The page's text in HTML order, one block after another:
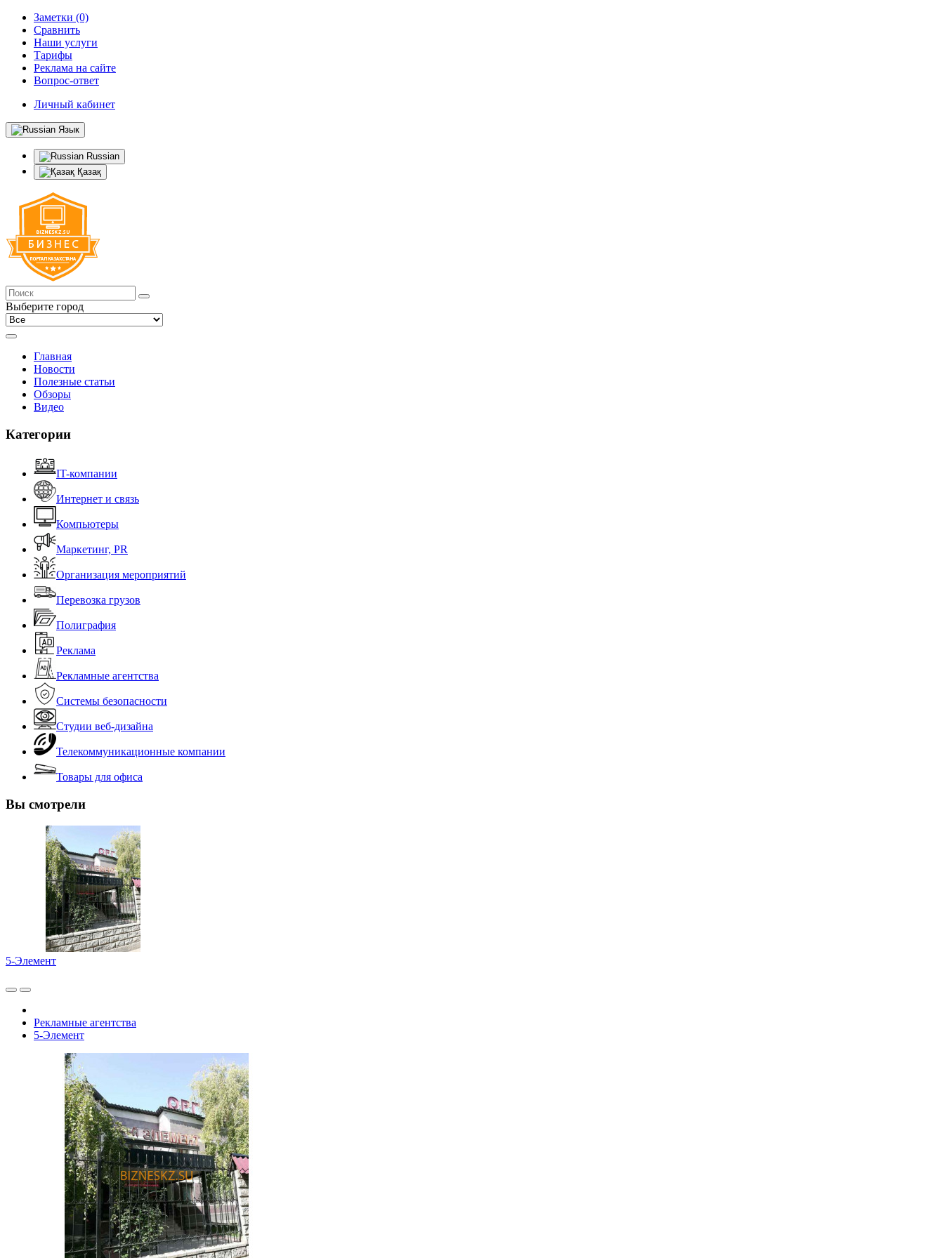
Заметки (0)
Сравнить
Наши услуги
Тарифы
Реклама на сайте
Вопрос-ответ
Личный кабинет
Язык
Russian
Қазақ
Выберите город
Главная
Новости
Полезные статьи
Обзоры
Видео
Категории
IT-компании
Интернет и связь
Компьютеры
Маркетинг, PR
Организация мероприятий
Перевозка грузов
Полиграфия
Реклама
Рекламные агентства
Системы безопасности
Студии веб-дизайна
Телекоммуникационные компании
Товары для офиса
Вы смотрели
5-Элемент
Рекламные агентства
5-Элемент